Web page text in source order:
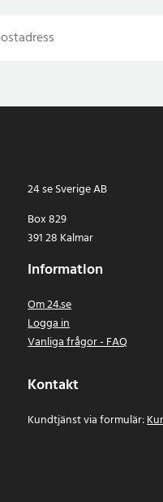
24 se Sverige AB
Box 829
391 28 Kalmar
Information
Om 24.se
Logga in
Vanliga frågor - FAQ
Kontakt
Kundtjänst via formulär: